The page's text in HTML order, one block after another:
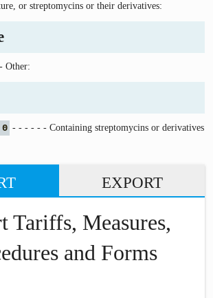
or streptomycins or their derivatives:
Other:
0 - - - - - - Containing streptomycins or derivatives
EXPORT
Tariffs, Measures,
and Forms